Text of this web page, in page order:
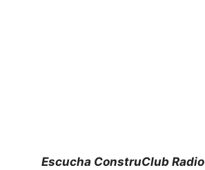
Escucha ConstruClub Radio